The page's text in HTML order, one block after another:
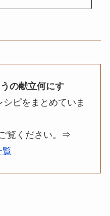
の献立何にす
ピをまとめていま
覧ください。⇒
覧